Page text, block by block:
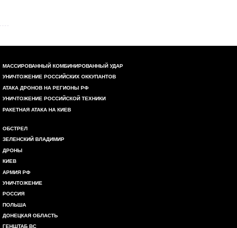
МАССИРОВАННЫЙ КОМБИНИРОВАННЫЙ УДАР
УНИЧТОЖЕНИЕ РОССИЙСКИХ ОККУПАНТОВ
АТАКА ДРОНОВ НА РЕГИОНЫ РФ
УНИЧТОЖЕНИЕ РОССИЙСКОЙ ТЕХНИКИ
РАКЕТНАЯ АТАКА НА КИЕВ
ОБСТРЕЛ
ЗЕЛЕНСКИЙ ВЛАДИМИР
ДРОНЫ
КИЕВ
АРМИЯ РФ
УНИЧТОЖЕНИЕ
РОССИЯ
ПОЛЬША
ДОНЕЦКАЯ ОБЛАСТЬ
ГЕНШТАБ ВС